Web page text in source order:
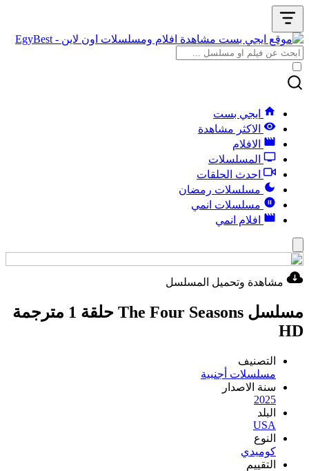
ايجي بست
الاكثر مشاهدة
الافلام
المسلسلات
احدث الحلقات
مسلسلات رمضان
مسلسلات انمي
افلام انمي
مشاهدة وتحميل المسلسل
مسلسل The Four Seasons حلقة 1 مترجمة
HD
التصنيف
مسلسلات أجنبية
سنة الاصدار
2025
البلد
USA
النوع
كوميدي
التقييم